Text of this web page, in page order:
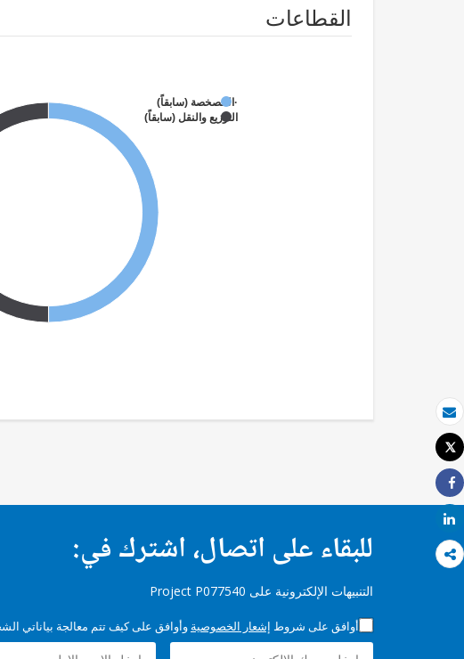
بريد الكتروني
طباعة
Tweet
Share
Share
القطاعات
·الخصخصة (سابقاً)
التوزيع والنقل (سابقاً)
للبقاء على اتصال، اشترك في:
التنبيهات الإلكترونية على Project P077540
أوافق على شروط إشعار الخصوصية وأوافق على كيف تتم معالجة بياناتي